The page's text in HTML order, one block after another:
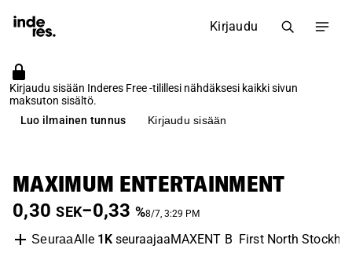
Kirjaudu
Kirjaudu sisään Inderes Free -tilillesi nähdäksesi kaikki sivun
maksuton sisältö.
Luo ilmainen tunnus
Kirjaudu sisään
MAXIMUM ENTERTAINMENT
0,30 SEK−0,33 %8/7, 3:29 PM
SeuraaAlle 1KseuraajaaMAXENT B First North